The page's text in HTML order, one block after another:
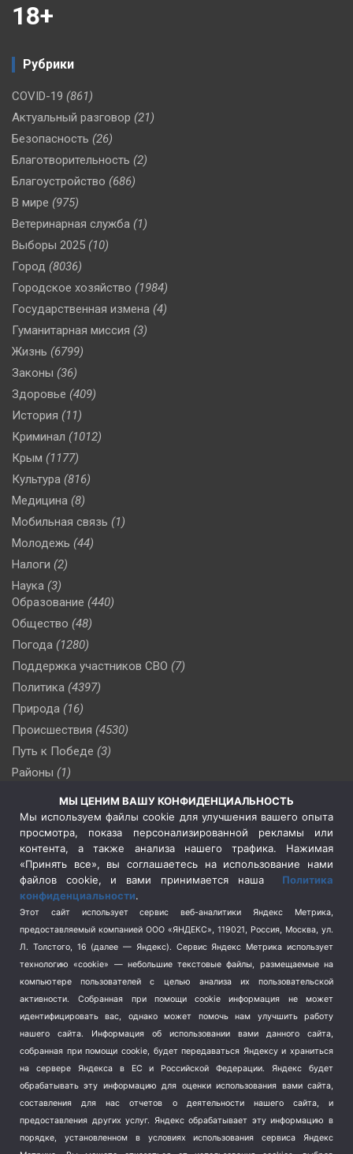
18+
Рубрики
COVID-19 (861)
Актуальный разговор (21)
Безопасность (26)
Благотворительность (2)
Благоустройство (686)
В мире (975)
Ветеринарная служба (1)
Выборы 2025 (10)
Город (8036)
Городское хозяйство (1984)
Государственная измена (4)
Гуманитарная миссия (3)
Жизнь (6799)
Законы (36)
Здоровье (409)
История (11)
Криминал (1012)
Крым (1177)
Культура (816)
Медицина (8)
Мобильная связь (1)
Молодежь (44)
Налоги (2)
Наука (3)
Образование (440)
Общество (48)
Погода (1280)
Поддержка участников СВО (7)
Политика (4397)
Природа (16)
Происшествия (4530)
Путь к Победе (3)
Районы (1)
(510)
Сельское хозяйство (3)
Социальная политика
(3)
Спецоперация в Украине
Спецоперация на Украине
(404)
Спорт (740)
Терроризм (1)
Транспорт (262)
Туризм (178)
Школа и спорт (2)
Экология (8)
Экономика (1172)
МЫ ЦЕНИМ ВАШУ КОНФИДЕНЦИАЛЬНОСТЬ
Мы используем файлы cookie для улучшения вашего опыта
просмотра, показа персонализированной рекламы или
контента, а также анализа нашего трафика. Нажимая
«Принять все», вы соглашаетесь на использование нами
файлов cookie, и вами принимается наша Политика
конфиденциальности.
Этот сайт использует сервис веб-аналитики Яндекс Метрика,
предоставляемый компанией ООО «ЯНДЕКС», 119021, Россия, Москва, ул.
Л. Толстого, 16 (далее — Яндекс). Сервис Яндекс Метрика использует
технологию «cookie» — небольшие текстовые файлы, размещаемые на
компьютере пользователей с целью анализа их пользовательской
активности.
Собранная при помощи cookie информация не может
идентифицировать вас, однако может помочь нам улучшить работу
нашего сайта. Информация об использовании вами данного сайта,
собранная при помощи cookie, будет передаваться Яндексу и храниться
на сервере Яндекса в ЕС и Российской Федерации. Яндекс будет
обрабатывать эту информацию для оценки использования вами сайта,
составления для нас отчетов о деятельности нашего сайта, и
предоставления других услуг. Яндекс обрабатывает эту информацию в
порядке, установленном в условиях использования сервиса Яндекс